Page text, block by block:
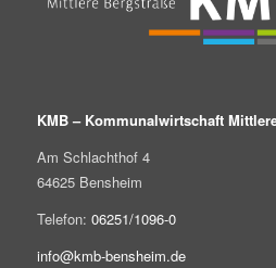
KMB – Kommunalwirtschaft
Am Schlachthof 4
64625 Bensheim
Telefon: 06251/1096-0
info@kmb-bensheim.de